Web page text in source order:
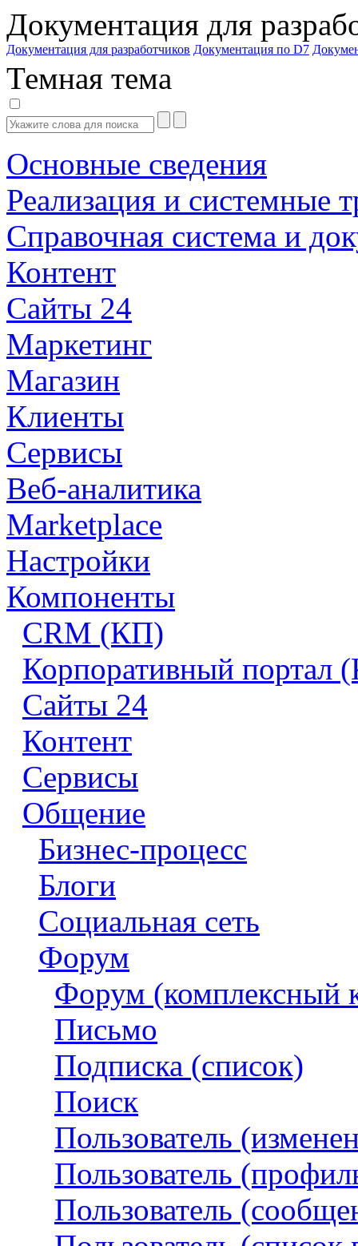
Документация для
Документация для разработчиков Документация по D7
Темная тема
Основные сведения
Реализация и системные
Справочная система и
Контент
Сайты 24
Маркетинг
Магазин
Клиенты
Сервисы
Веб-аналитика
Marketplace
Настройки
Компоненты
CRM (КП)
Корпоративный портал
Сайты 24
Контент
Сервисы
Общение
Бизнес-процесс
Блоги
Социальная сеть
Форум
Форум (комплексный
Письмо
Подписка (список)
Поиск
Пользователь
Пользователь
Пользователь